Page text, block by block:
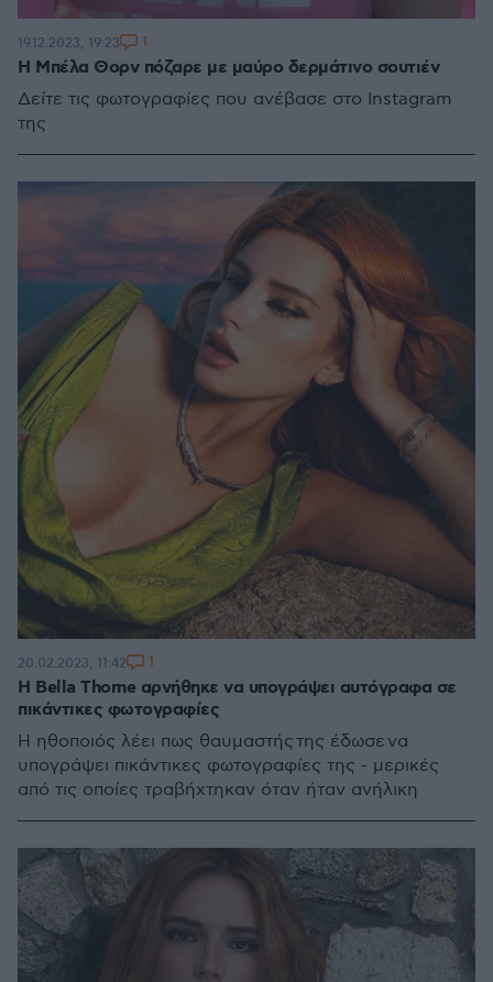
Η Μπέλα Θορν πόζαρε με μαύρο δερμάτινο σουτιέν
Δείτε τις φωτογραφίες που ανέβασε στο Instagram
της
19.12.2023, 19:23 1
Η Bella Thorne αρνήθηκε να υπογράψει αυτόγραφα σε
πικάντικες φωτογραφίες
Η ηθοποιός λέει πως θαυμαστής της έδωσε να
υπογράψει πικάντικες φωτογραφίες της - μερικές
από τις οποίες τραβήχτηκαν όταν ήταν ανήλικη
20.02.2023, 11:42 1